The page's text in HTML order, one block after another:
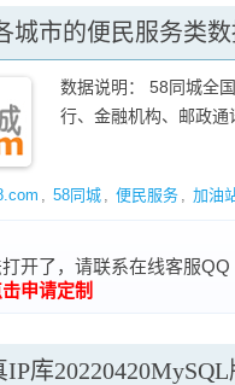
市的便民服务类数
数据说明： 58同城全
行、金融机构、邮政
, 58同城 , 便民服务 , 加油
开了，请联系在线客服QQ
击申请定制
库20220420MySQL